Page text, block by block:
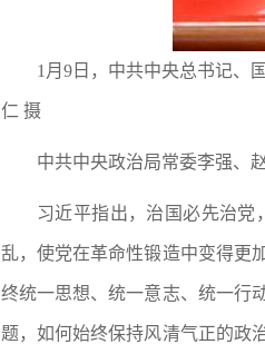
1月9日，中共中央总书记、
仁 摄
中共中央政治局常委李强、
习近平指出，治国必先治党
乱，使党在革命性锻造中变得更
终统一思想、统一意志、统一行
题，如何始终保持风清气正的政